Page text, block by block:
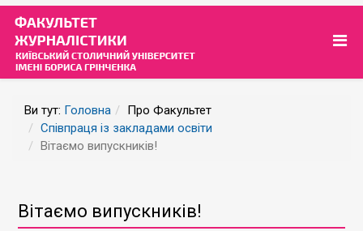
Ви тут: Головна
Про Факультет
Співпраця із закладами освіти
Вітаємо випускників!
Вітаємо випускників!